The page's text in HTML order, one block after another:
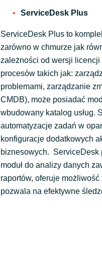
ServiceDesk Plus
ServiceDesk Plus to
zarówno w chmurze jak
zależności od wersji
procesów takich jak:
problemami, zarządzanie
CMDB), może posiadać
wbudowany katalog usług.
automatyzacje zadań w
konfiguracje dodatkowych
biznesowych.
moduł do analizy danych
raportów, oferuje
pozwala na efektywne